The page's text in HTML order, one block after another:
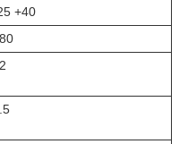
+40